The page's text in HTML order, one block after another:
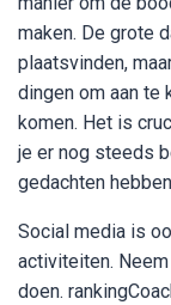
maken. De grote
plaatsvinden,
dingen om aan te
komen. Het is
je er nog steeds
gedachten
Social media is
activiteiten.
doen.